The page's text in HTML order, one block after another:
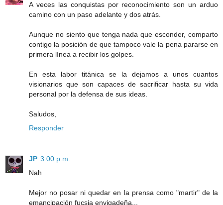
A veces las conquistas por reconocimiento son un arduo
camino con un paso adelante y dos atrás.
Aunque no siento que tenga nada que esconder, comparto
contigo la posición de que tampoco vale la pena pararse en
primera línea a recibir los golpes.
En esta labor titánica se la dejamos a unos cuantos
visionarios que son capaces de sacrificar hasta su vida
personal por la defensa de sus ideas.
Saludos,
Responder
JP 3:00 p.m.
Nah
Mejor no posar ni quedar en la prensa como "martir" de la
emancipación fucsia envigadeña...